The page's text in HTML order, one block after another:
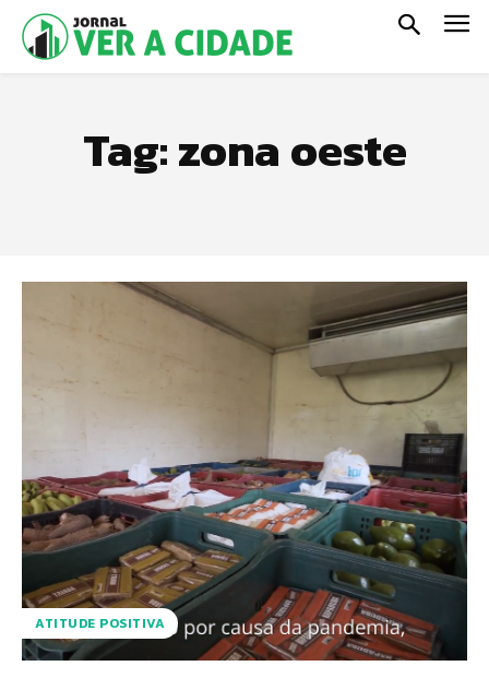
Tag:zona oeste
ATITUDE POSITIVA